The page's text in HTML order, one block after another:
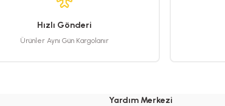
Hızlı Gönderi
Ürünler Aynı Gün Kargolanır
Yardım Merkezi